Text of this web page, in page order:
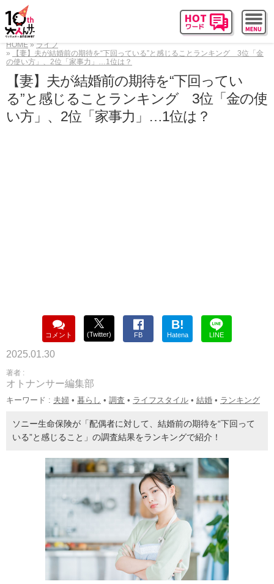
HOME
ライフ
【妻】夫が結婚前の期待を“下回っている”と感じることランキング 3位「金
の使い方」、2位「家事力」…1位は？
【妻】夫が結婚前の期待を“下回ってい
る”と感じることランキング 3位「金の使
い方」、2位「家事力」…1位は？
コメント (Twitter) FB
B!
Hatena LINE
2025.01.30
著者 :
オトナンサー編集部
キーワード : 夫婦 • 暮らし • 調査 • ライフスタイル • 結婚 • ランキング
ソニー生命保険が「配偶者に対して、結婚前の期待を“下回って
いる”と感じること」の調査結果をランキングで紹介！